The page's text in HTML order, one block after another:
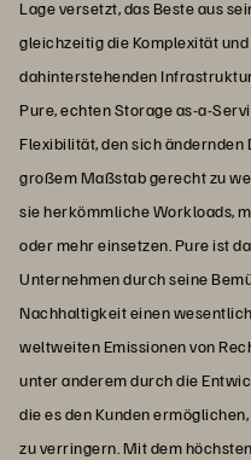
Lage versetzt, das Beste aus
gleichzeitig die Komplexität
dahinterstehenden
Pure, echten Storage as-a-
Flexibilität, den sich
großem Maßstab gerecht zu
sie herkömmliche Workloads,
oder mehr einsetzen. Pure ist
Unternehmen durch seine
Nachhaltigkeit einen
weltweiten Emissionen von
unter anderem durch die
die es den Kunden
zu verringern. Mit dem